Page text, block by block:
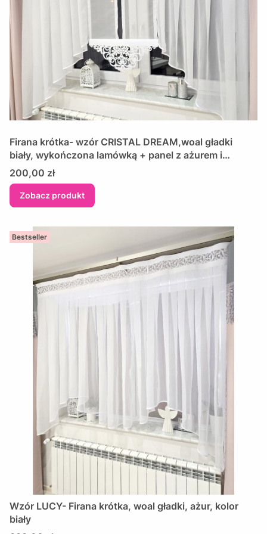
Firana krótka- wzór CRISTAL DREAM,woal gładki
biały, wykończona lamówką + panel z ażurem i
kryształkami
Cena
200,00 zł
Zobacz produkt
Bestseller
Wzór LUCY- Firana krótka, woal gładki, ażur, kolor
biały